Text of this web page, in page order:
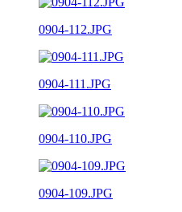
0904-112.JPG
0904-111.JPG
0904-110.JPG
0904-109.JPG